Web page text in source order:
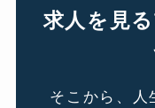
求人を見
そこから、人